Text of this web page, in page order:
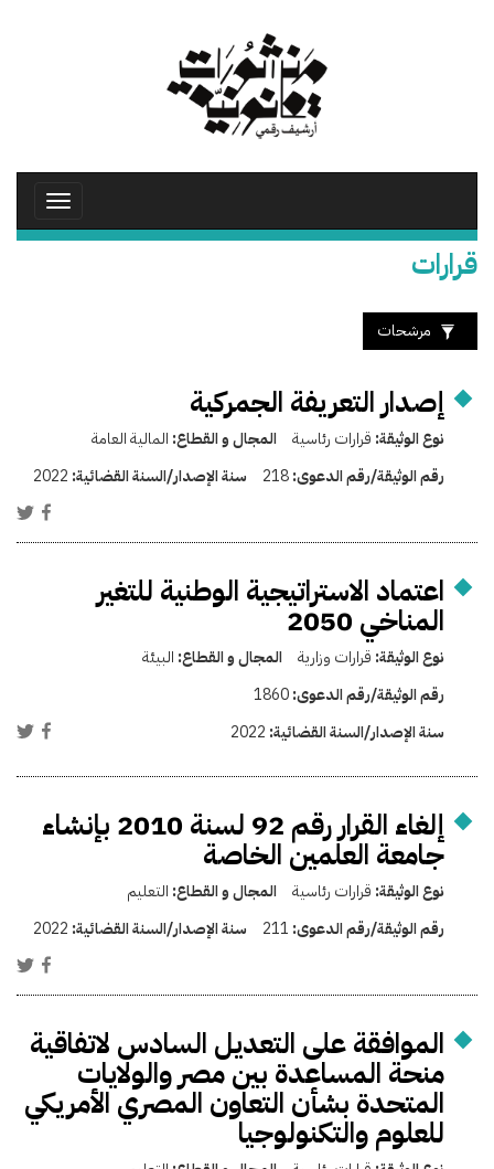
Toggle
قرارات
مرشحات
إصدار التعريفة الجمركية
نوع الوثيقة: قرارات رئاسية المجال و القطاع: المالية العامة
رقم الوثيقة/رقم الدعوى:218 سنة الإصدار/السنة القضائية: 2022
اعتماد الاستراتيجية الوطنية للتغير
المناخي 2050
نوع الوثيقة: قرارات وزارية المجال و القطاع: البيئة
رقم الوثيقة/رقم الدعوى:1860
سنة الإصدار/السنة القضائية: 2022
إلغاء القرار رقم 92 لسنة 2010 بإنشاء
جامعة العلمين الخاصة
نوع الوثيقة: قرارات رئاسية المجال و القطاع: التعليم
رقم الوثيقة/رقم الدعوى: 211 سنة الإصدار/السنة القضائية: 2022
الموافقة على التعديل السادس لاتفاقية
منحة المساعدة بين مصر والولايات
المتحدة بشأن التعاون المصري الأمريكي
للعلوم والتكنولوجيا